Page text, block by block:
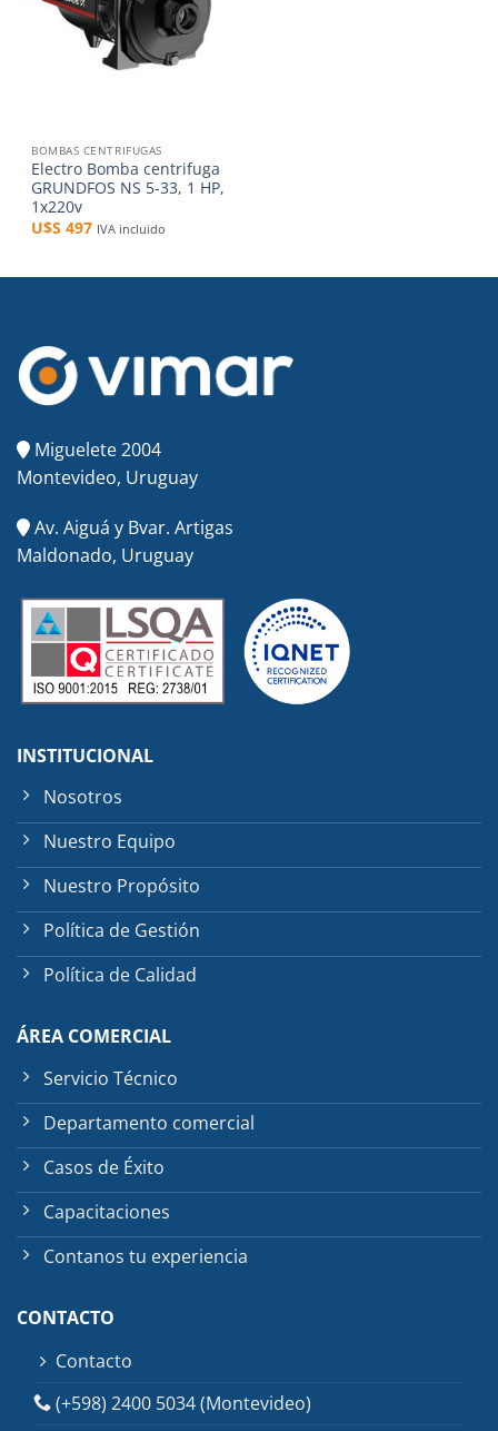
BOMBAS CENTRIFUGAS
Electro Bomba centrifuga
GRUNDFOS NS 5-33, 1 HP,
1x220v
U$S497 IVA incluido
Miguelete 2004
Montevideo, Uruguay
Av. Aiguá y Bvar. Artigas
Maldonado, Uruguay
INSTITUCIONAL
Nosotros
Nuestro Equipo
Nuestro Propósito
Política de Gestión
Política de Calidad
ÁREA COMERCIAL
Servicio Técnico
Departamento comercial
Casos de Éxito
Capacitaciones
Contanos tu experiencia
CONTACTO
Contacto
(+598) 2400 5034 (Montevideo)